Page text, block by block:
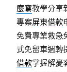
麼寫教學分享
專案屏東借款
免費專業救急
式免留車週轉
借款掌握解憂